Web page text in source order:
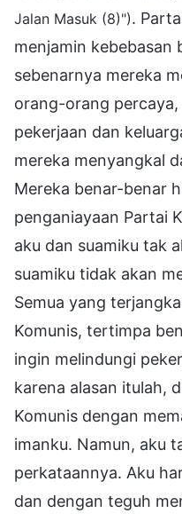
Jalan Masuk (8)").
menjamin kebebasan
sebenarnya mereka
orang-orang
pekerjaan dan
mereka menyangkal
Mereka benar-benar
penganiayaan Partai
aku dan suamiku tak
suamiku tidak akan
Semua yang
Komunis, tertimpa
ingin melindungi
karena alasan itulah,
Komunis dengan
imanku. Namun, aku
perkataannya. Aku
dan dengan teguh